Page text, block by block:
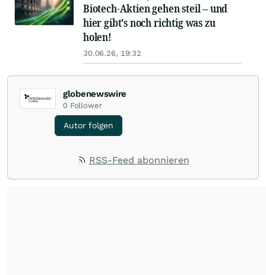
Biotech-Aktien gehen steil – und
hier gibt's noch richtig was zu
holen!
30.06.26, 19:32
globenewswire
0 Follower
Autor folgen
RSS-Feed abonnieren